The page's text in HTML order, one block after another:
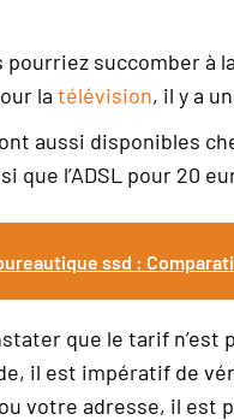
succomber à
la télévision, il y a
aussi disponibles
que l’ADSL pour 20
ssd :
que le tarif
il est impératif de
votre adresse, il est